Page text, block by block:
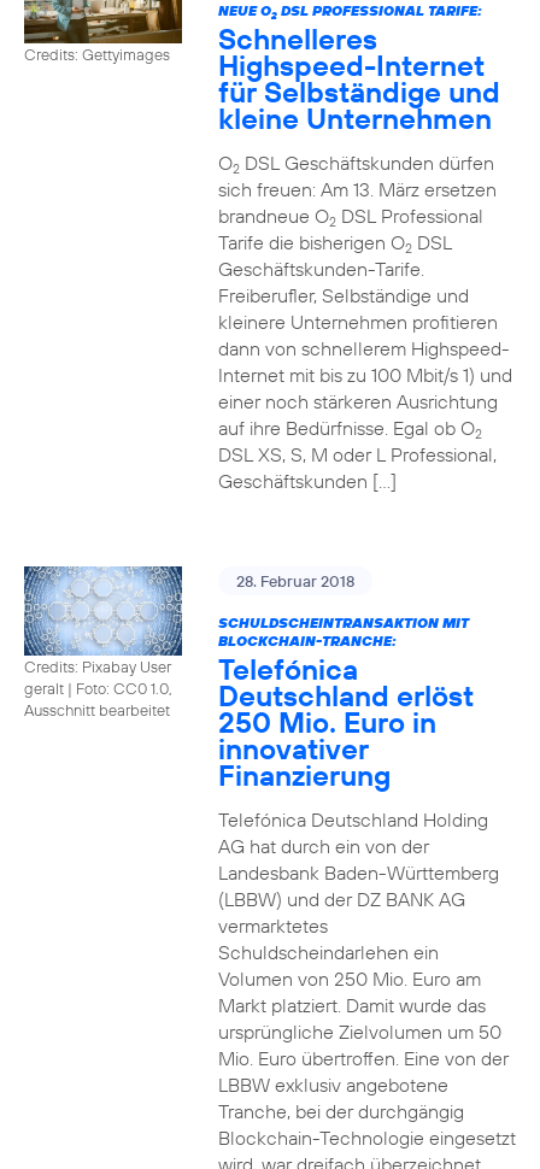
Credits: Gettyimages
NEUE O2DSL PROFESSIONAL TARIFE:
Schnelleres
Highspeed-Internet
für Selbständige und
kleine Unternehmen
O2DSL Geschäftskunden dürfen
sich freuen: Am 13. März ersetzen
brandneue O2DSL Professional
Tarife die bisherigen O2DSL
Geschäftskunden-Tarife.
Freiberufler, Selbständige und
kleinere Unternehmen profitieren
dann von schnellerem Highspeed-
Internet mit bis zu 100 Mbit/s 1) und
einer noch stärkeren Ausrichtung
auf ihre Bedürfnisse. Egal ob O2
DSL XS, S, M oder L Professional,
Geschäftskunden […]
Credits: Pixabay User
geralt | Foto: CC0 1.0,
Ausschnitt bearbeitet
28. Februar 2018
SCHULDSCHEINTRANSAKTION MIT
BLOCKCHAIN-TRANCHE:
Telefónica
Deutschland erlöst
250 Mio. Euro in
innovativer
Finanzierung
Telefónica Deutschland Holding
AG hat durch ein von der
Landesbank Baden-Württemberg
(LBBW) und der DZ BANK AG
vermarktetes
Schuldscheindarlehen ein
Volumen von 250 Mio. Euro am
Markt platziert. Damit wurde das
ursprüngliche Zielvolumen um 50
Mio. Euro übertroffen. Eine von der
LBBW exklusiv angebotene
Tranche, bei der durchgängig
Blockchain-Technologie eingesetzt
wird, war dreifach überzeichnet.